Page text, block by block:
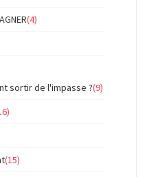
(4)
sortir de l'impasse ?(9)
(15)